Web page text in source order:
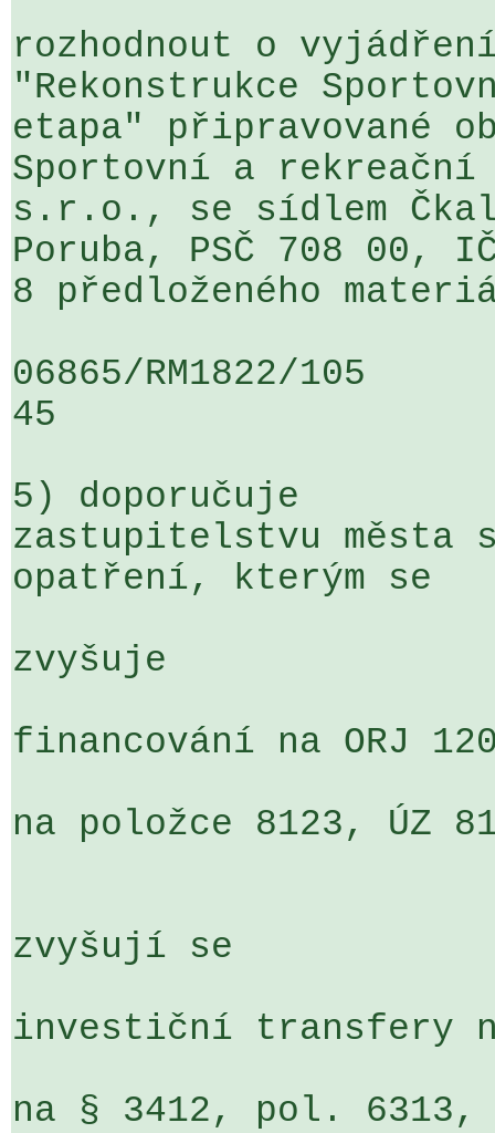
rozhodnout o
"Rekonstrukce
etapa" připravované
Sportovní a
s.r.o., se sídlem
Poruba, PSČ 708 00,
8 předloženého
06865/RM1822/
45
5) doporučuje
zastupitelstvu města
opatření, kterým se
zvyšuje
financování na ORJ
na položce 8123, ÚZ
zvyšují se
investiční transfery
na § 3412, pol. 6313,